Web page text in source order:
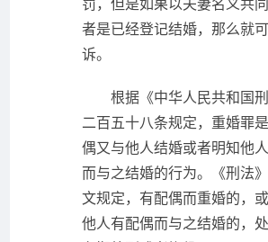
罚，但是如果以夫妻名义共
者是已经登记结婚，那么就
诉。
根据《中华人民共和国刑
二百五十八条规定，重婚罪
偶又与他人结婚或者明知他
而与之结婚的行为。《刑法
文规定，有配偶而重婚的，
他人有配偶而与之结婚的，